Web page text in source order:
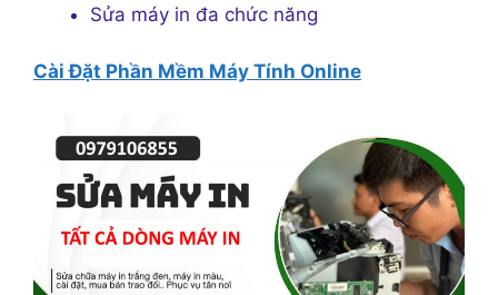
Sửa máy in đa chức năng
Cài Đặt Phần Mềm Máy Tính Online